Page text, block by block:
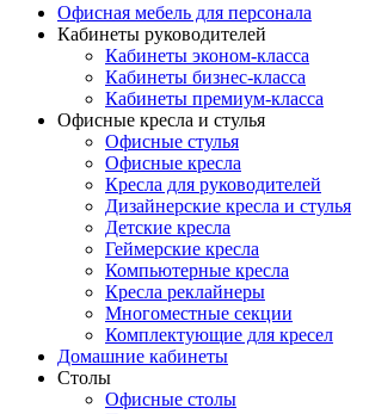
Офисная мебель для персонала
Кабинеты руководителей
Кабинеты эконом-класса
Кабинеты бизнес-класса
Кабинеты премиум-класса
Офисные кресла и стулья
Офисные стулья
Офисные кресла
Кресла для руководителей
Дизайнерские кресла и стулья
Детские кресла
Геймерские кресла
Компьютерные кресла
Кресла реклайнеры
Многоместные секции
Комплектующие для кресел
Домашние кабинеты
Столы
Офисные столы